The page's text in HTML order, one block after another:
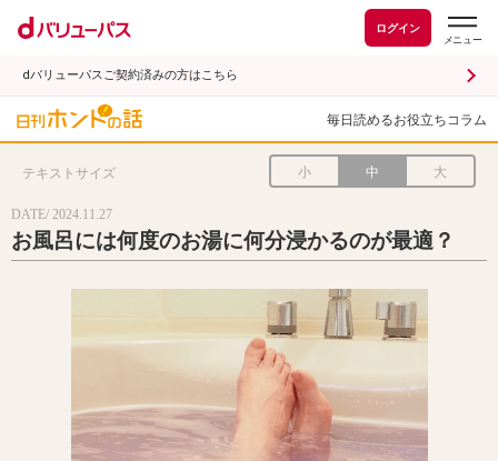
ログイン
dバリューパスご契約済みの方はこちら
毎日読めるお役立ちコラム
テキストサイズ 小 中 大
DATE/ 2024.11.27
お風呂には何度のお湯に何分浸かるのが最適？